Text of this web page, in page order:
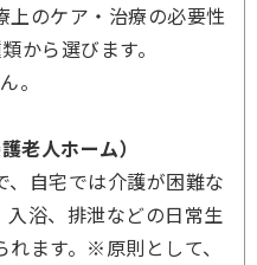
上のケア・治療の必要性
から選びます。
。
老人ホーム）
、自宅では介護が困難な
浴、排泄などの日常生
ます。※原則として、